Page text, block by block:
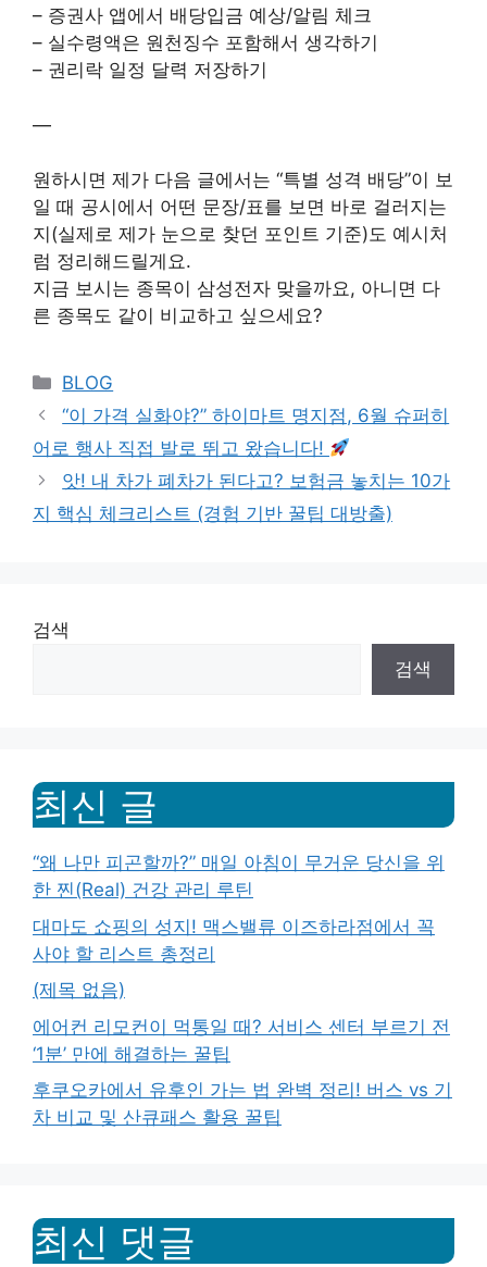
– 증권사 앱에서 배당입금 예상/알림 체크
– 실수령액은 원천징수 포함해서 생각하기
– 권리락 일정 달력 저장하기
—
원하시면 제가 다음 글에서는 “특별 성격 배당”이 보
일 때 공시에서 어떤 문장/표를 보면 바로 걸러지는
지(실제로 제가 눈으로 찾던 포인트 기준)도 예시처
럼 정리해드릴게요.
지금 보시는 종목이 삼성전자 맞을까요, 아니면 다
른 종목도 같이 비교하고 싶으세요?
Categories
BLOG
“이 가격 실화야?” 하이마트 명지점, 6월 슈퍼히
어로 행사 직접 발로 뛰고 왔습니다!
앗! 내 차가 폐차가 된다고? 보험금 놓치는 10가
지 핵심 체크리스트 (경험 기반 꿀팁 대방출)
검색
검색
최신 글
“왜 나만 피곤할까?” 매일 아침이 무거운 당신을 위
한 찐(Real) 건강 관리 루틴
대마도 쇼핑의 성지! 맥스밸류 이즈하라점에서 꼭
사야 할 리스트 총정리
(제목 없음)
에어컨 리모컨이 먹통일 때? 서비스 센터 부르기 전
‘1분’ 만에 해결하는 꿀팁
후쿠오카에서 유후인 가는 법 완벽 정리! 버스 vs 기
차 비교 및 산큐패스 활용 꿀팁
최신 댓글